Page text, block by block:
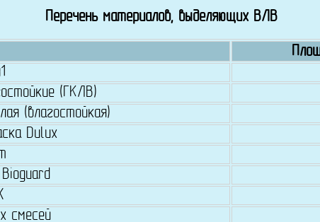
Перечень материалов, выделяющих ВЛВ
(ГКЛВ)
(влагостойкая)
Dulux
смесей